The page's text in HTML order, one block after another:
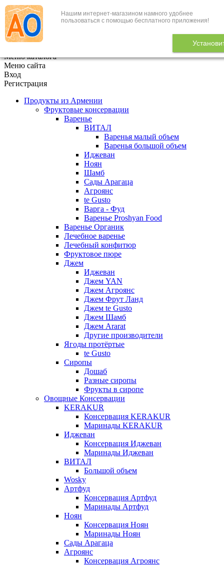
Нашим интернет-магазином намного удобнее
пользоваться с помощью бесплатного приложения!
+7 (495) 646-888-1
В корзине 0
Меню каталога
Меню сайта
Вход
Регистрация
Продукты из Армении
Фруктовые консервации
Варенье
ВИТАЛ
Варенья малый объем
Варенья большой объем
Иджеван
Ноян
Шамб
Сады Арагаца
Агроянс
te Gusto
Варга - Фуд
Варенье Proshyan Food
Варенье Органик
Лечебное варенье
Лечебный конфитюр
Фруктовое пюре
Джем
Иджеван
Джем YAN
Джем Агроянс
Джем Фрут Ланд
Джем te Gusto
Джем Шамб
Джем Ararat
Другие производители
Ягоды протёртые
te Gusto
Сиропы
Дошаб
Разные сиропы
Фрукты в сиропе
Овощные Консервации
KERAKUR
Консервация KERAKUR
Маринады KERAKUR
Иджеван
Консервация Иджеван
Маринады Иджеван
ВИТАЛ
Большой объем
Wosky
Артфуд
Консервация Артфуд
Маринады Артфуд
Ноян
Консервация Ноян
Маринады Ноян
Сады Арагаца
Агроянс
Консервация Агроянс